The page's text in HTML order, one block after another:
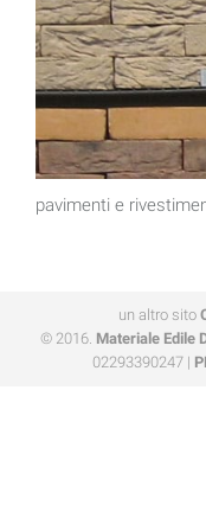
pavimenti e
un altro sito
© 2016. Materiale Edile
02293390247 |